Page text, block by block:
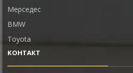
Мерседес
BMW
Toyota
КОНТАКТ